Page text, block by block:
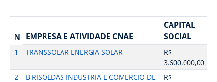
N EMPRESA E ATIVIDADE CNAE
CAPITAL
SOCIAL
1 TRANSSOLAR ENERGIA SOLAR
R$
3.600.000,00
2
BIRISOLDAS INDUSTRIA E COMERCIO DE
R$